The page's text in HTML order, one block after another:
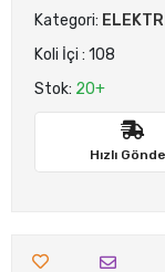
Kategori:
Koli İçi : 108
Stok: 20+
Hızlı